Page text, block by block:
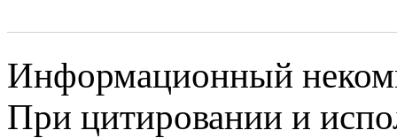
Информационный
При цитировании и